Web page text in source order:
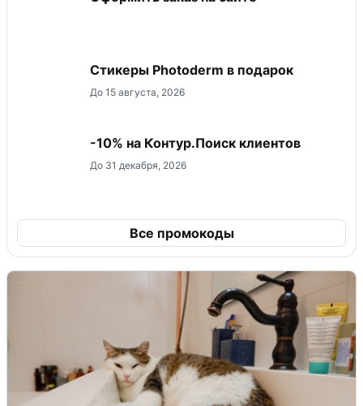
Стикеры Photoderm в подарок
До 15 августа, 2026
-10% на Контур.Поиск клиентов
До 31 декабря, 2026
Все промокоды